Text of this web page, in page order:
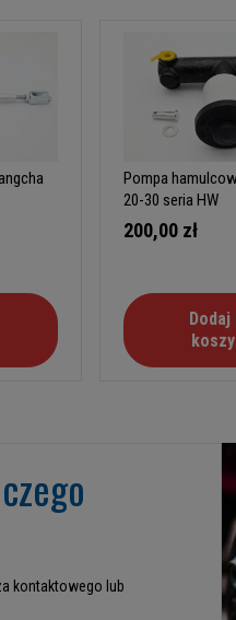
Pompa
20-30 seria HW
200,00 zł
Dodaj
kontaktowego lub